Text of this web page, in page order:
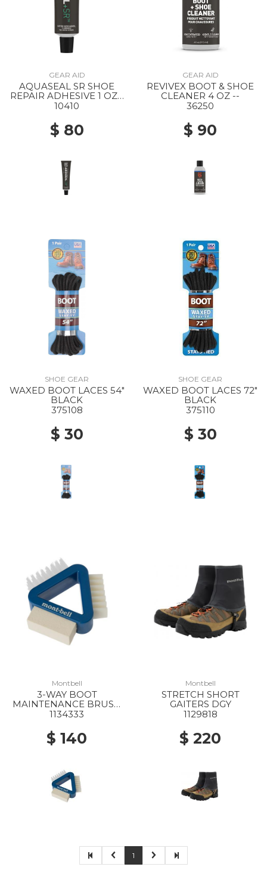
GEAR AID
AQUASEAL SR SHOE
REPAIR ADHESIVE 1 OZ -
-
10410
$ 80
GEAR AID
REVIVEX BOOT & SHOE
CLEANER 4 OZ --
36250
$ 90
SHOE GEAR
WAXED BOOT LACES 54"
BLACK
375108
$ 30
SHOE GEAR
WAXED BOOT LACES 72"
BLACK
375110
$ 30
Montbell
3-WAY BOOT
MAINTENANCE BRUSH
BGN
1134333
$ 140
Montbell
STRETCH SHORT
GAITERS DGY
1129818
$ 220
1